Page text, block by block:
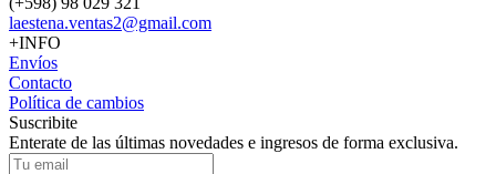
laestena.ventas2@gmail.com
+INFO
Envíos
Contacto
Política de cambios
Suscribite
Enterate de las últimas novedades e ingresos de forma exclusiva.